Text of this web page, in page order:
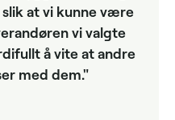
at vi kunne være
vi valgte
å vite at andre
med dem."